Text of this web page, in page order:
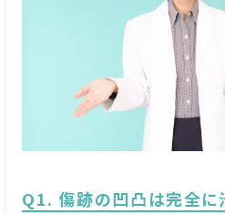
Q1. 傷跡の凹凸は完全に